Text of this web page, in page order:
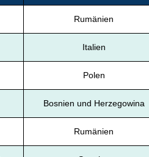
Rumänien
Italien
Polen
Bosnien und Herzegowina
Rumänien